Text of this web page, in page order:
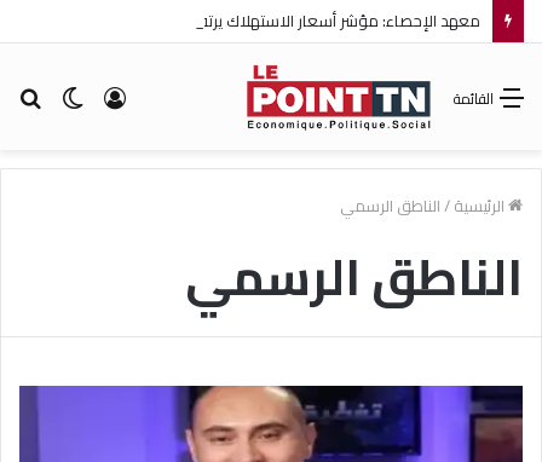
الوضع تسجيل
القائمة
الرئيسية/الناطق الرسمي
الناطق الرسمي